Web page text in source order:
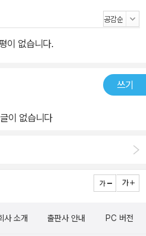
이 없습니다.
쓰기
이 없습니다
사 소개 출판사 안내 PC 버전